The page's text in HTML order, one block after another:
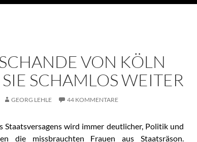
VON KÖLN
SCHAMLOS WEITER
GEORG LEHLE 44 KOMMENTARE
Staatsversagens wird immer deutlicher, Politik und
die missbrauchten Frauen aus Staatsräson.